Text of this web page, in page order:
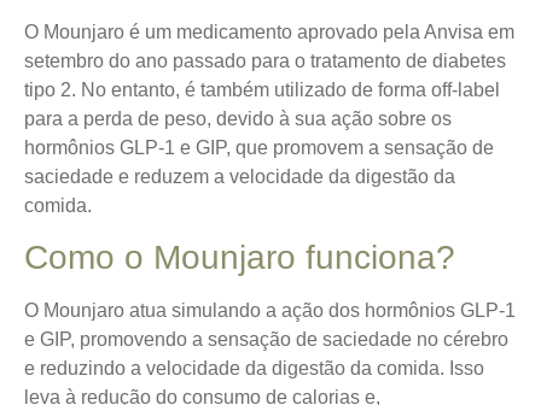
O Mounjaro é um medicamento aprovado pela Anvisa em
setembro do ano passado para o tratamento de diabetes
tipo 2. No entanto, é também utilizado de forma off-label
para a perda de peso, devido à sua ação sobre os
hormônios GLP-1 e GIP, que promovem a sensação de
saciedade e reduzem a velocidade da digestão da
comida.
Como o Mounjaro funciona?
O Mounjaro atua simulando a ação dos hormônios GLP-1
e GIP, promovendo a sensação de saciedade no cérebro
e reduzindo a velocidade da digestão da comida. Isso
leva à redução do consumo de calorias e,